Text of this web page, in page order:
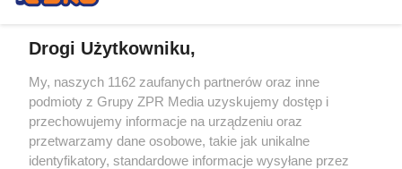
Drogi Użytkowniku,
My, naszych 1162 zaufanych partnerów oraz inne
podmioty z Grupy ZPR Media uzyskujemy dostęp i
przechowujemy informacje na urządzeniu oraz
przetwarzamy dane osobowe, takie jak unikalne
identyfikatory, standardowe informacje wysyłane przez